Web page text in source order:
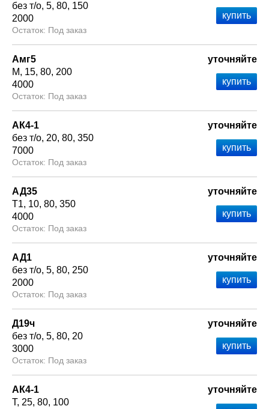
без т/о 5 80 150
2000
Под заказ
Амг5
М
15 80 200
4000
Под заказ
уточняйте
АК4-1
без т/о 20 80 350
7000
Под заказ
уточняйте
АД35
Т1 10 80 350
4000
Под заказ
уточняйте
АД1
без т/о 5 80 250
2000
Под заказ
уточняйте
Д19ч
без т/о 5 80 20
3000
Под заказ
уточняйте
АК4-1
Т 25 80 100
уточняйте